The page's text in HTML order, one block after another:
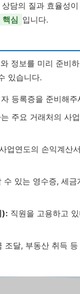
담의 질과 효율성
심 입니다.
정보를 미리 준비
있습니다.
등록증을 준비해주
주요 거래처의 사
업연도의 손익계산
있는 영수증, 세
): 직원을 고용하고
조달, 부동산 취득